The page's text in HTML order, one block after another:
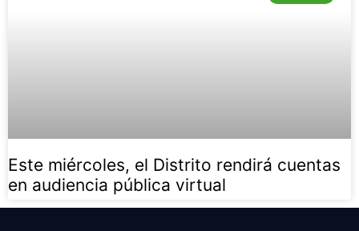
Este miércoles, el Distrito rendirá cuentas
en audiencia pública virtual